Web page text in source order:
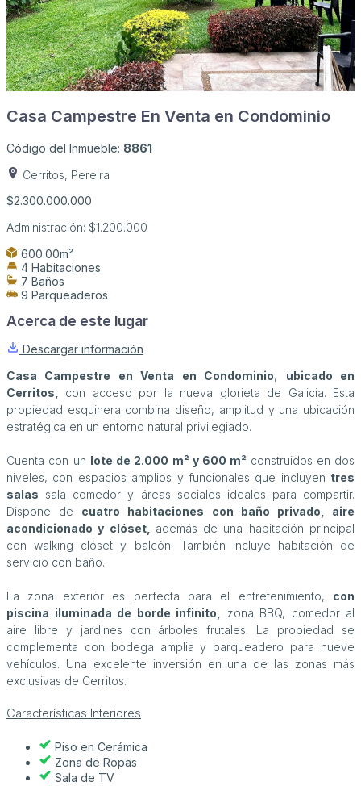
Casa Campestre En Venta en Condominio
Código del Inmueble: 8861
Cerritos, Pereira
$2.300.000.000
Administración: $1.200.000
600.00m²
4 Habitaciones
7 Baños
9 Parqueaderos
Acerca de este lugar
Descargar información
Casa Campestre en Venta en Condominio, ubicado en
Cerritos,
con acceso por la nueva glorieta de Galicia. Esta
propiedad esquinera combina diseño, amplitud y una ubicación
estratégica en un entorno natural privilegiado.
Cuenta con un lote de 2.000 m² y 600 m² construidos en dos
niveles, con espacios amplios y funcionales que incluyen tres
salas sala comedor y áreas sociales ideales para compartir.
Dispone de cuatro habitaciones con baño privado, aire
acondicionado y clóset, además de una habitación principal
con walking clóset y balcón. También incluye habitación de
servicio con baño.
La zona exterior es perfecta para el entretenimiento, con
piscina iluminada de borde infinito,
zona BBQ, comedor al
aire libre y jardines con árboles frutales. La propiedad se
complementa con bodega amplia y parqueadero para nueve
vehículos. Una excelente inversión en una de las zonas más
exclusivas de Cerritos.
Características Interiores
Piso en Cerámica
Zona de Ropas
Sala de TV